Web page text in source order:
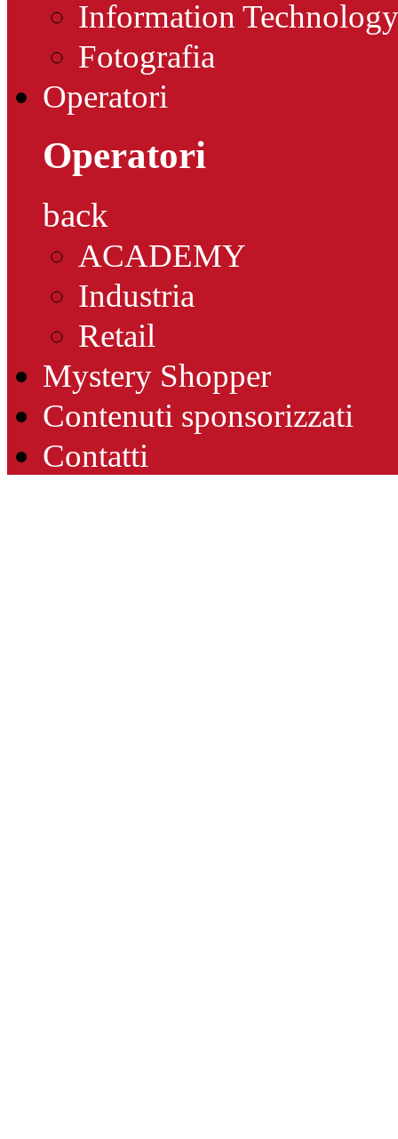
Information Technology
Fotografia
Operatori
Operatori
back
ACADEMY
Industria
Retail
Mystery Shopper
Contenuti sponsorizzati
Contatti